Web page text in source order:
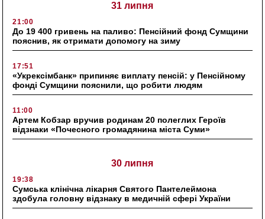
31 липня
21:00
До 19 400 гривень на паливо: Пенсійний фонд Сумщини
пояснив, як отримати допомогу на зиму
17:51
«Укрексімбанк» припиняє виплату пенсій: у Пенсійному
фонді Сумщини пояснили, що робити людям
11:00
Артем Кобзар вручив родинам 20 полеглих Героїв
відзнаки «Почесного громадянина міста Суми»
30 липня
19:38
Сумська клінічна лікарня Святого Пантелеймона
здобула головну відзнаку в медичній сфері України